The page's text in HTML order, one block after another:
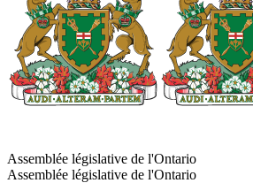
Assemblée législative de l'Ontario
Assemblée législative de l'Ontario